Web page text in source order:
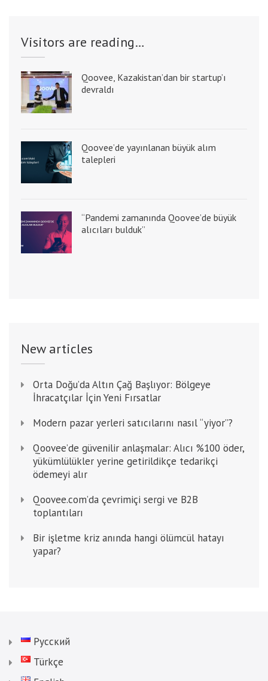
Visitors are reading…
Qoovee, Kazakistan’dan bir startup’ı
devraldı
Qoovee’de yayınlanan büyük alım
talepleri
“Pandemi zamanında Qoovee’de büyük
alıcıları bulduk”
New articles
Orta Doğu’da Altın Çağ Başlıyor: Bölgeye
İhracatçılar İçin Yeni Fırsatlar
Modern pazar yerleri satıcılarını nasıl “yiyor”?
Qoovee’de güvenilir anlaşmalar: Alıcı %100 öder,
yükümlülükler yerine getirildikçe tedarikçi
ödemeyi alır
Qoovee.com’da çevrimiçi sergi ve B2B
toplantıları
Bir işletme kriz anında hangi ölümcül hatayı
yapar?
Русский
Türkçe